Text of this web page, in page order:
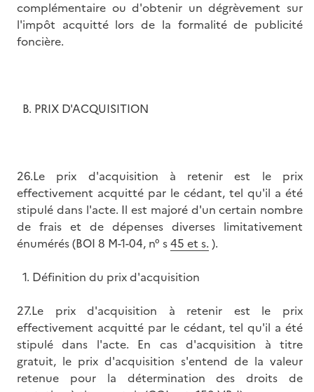
complémentaire ou d'obtenir un dégrèvement sur
l'impôt acquitté lors de la formalité de publicité
foncière.
B. PRIX D'ACQUISITION
26.Le prix d'acquisition à retenir est le prix
effectivement acquitté par le cédant, tel qu'il a été
stipulé dans l'acte. Il est majoré d'un certain nombre
de frais et de dépenses diverses limitativement
énumérés (BOI 8 M-1-04, n° s45 et s. ).
1. Définition du prix d'acquisition
27.Le prix d'acquisition à retenir est le prix
effectivement acquitté par le cédant, tel qu'il a été
stipulé dans l'acte. En cas d'acquisition à titre
gratuit, le prix d'acquisition s'entend de la valeur
retenue pour la détermination des droits de